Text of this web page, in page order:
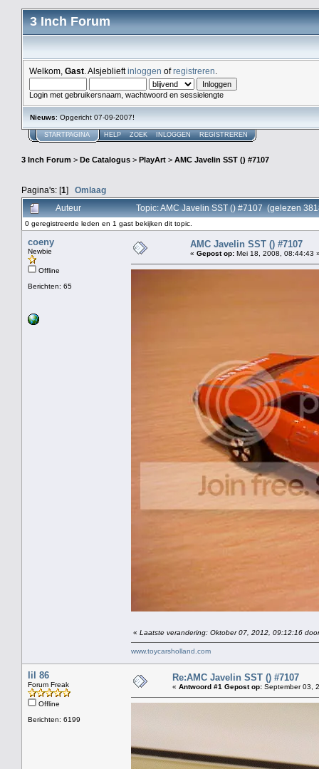
3 Inch Forum
Welkom, Gast . Alsjeblieftinloggen ofregistreren
Login met gebruikersnaam, wachtwoord en sessielengte
Nieuws: Opgericht 07-09-2007!
STARTPAGINA HELP ZOEK INLOGGEN REGISTREREN
3 Inch Forum > De Catalogus > PlayArt > AMC Javelin SST () #7107
Pagina's: [1] Omlaag
Auteur
Topic: AMC Javelin SST () #7107 (gelezen
0 geregistreerde leden en 1 gast bekijken dit topic.
coeny
Newbie
Offline
Berichten: 65
AMC Javelin SST () #7107
« Gepost op: Mei 18, 2008, 08:44:43
« Laatste verandering: Oktober 07, 2012, 09:12:16
www.toycarsholland.com
lil 86
Forum Freak
Offline
Berichten: 6199
Re:AMC Javelin SST () #7107
« Antwoord #1 Gepost op: September 03,